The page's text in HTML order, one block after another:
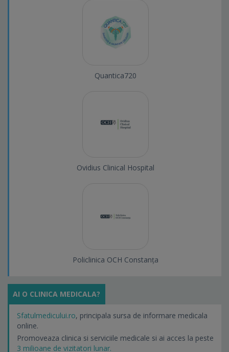
Quantica720
Ovidius Clinical Hospital
Policlinica OCH Constanța
AI O CLINICA MEDICALA?
Sfatulmedicului.ro, principala sursa de informare medicala
online.
Promoveaza clinica si serviciile medicale si ai acces la peste
3 milioane de vizitatori lunar.